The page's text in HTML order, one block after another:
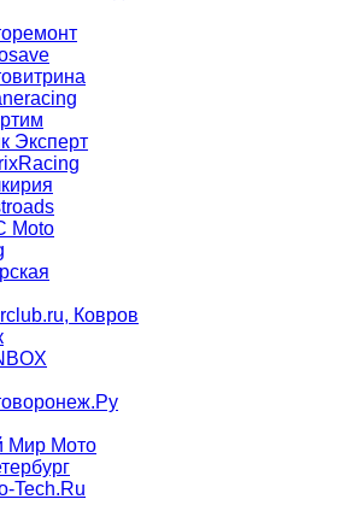
Эксперт
Moto
Ковров
Мир Мото
Tech.Ru